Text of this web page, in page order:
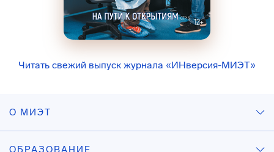
Читать свежий выпуск журнала «ИНверсия-МИЭТ»
О МИЭТ
ОБРАЗОВАНИЕ